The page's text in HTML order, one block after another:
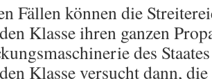
Fällen können die
Klasse ihren ganzen
des
Klasse versucht dann,